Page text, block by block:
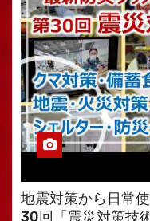
地震対策から日常
30回「震災対策技